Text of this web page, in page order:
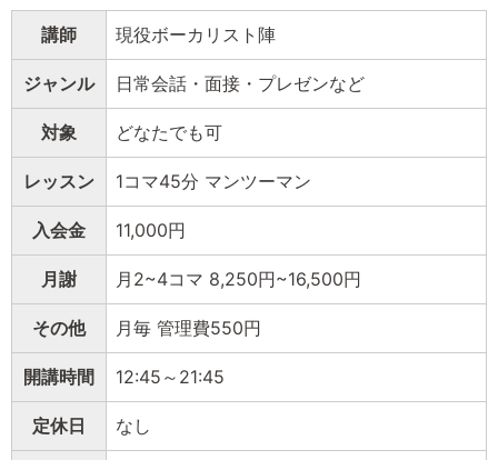
講師 現役ボーカリスト陣
ジャンル 日常会話・面接・プレゼンなど
対象 どなたでも可
レッスン 1コマ45分 マンツーマン
入会金 11,000円
月謝 月2~4コマ 8,250円~16,500円
その他 月毎 管理費550円
開講時間 12:45～21:45
定休日 なし